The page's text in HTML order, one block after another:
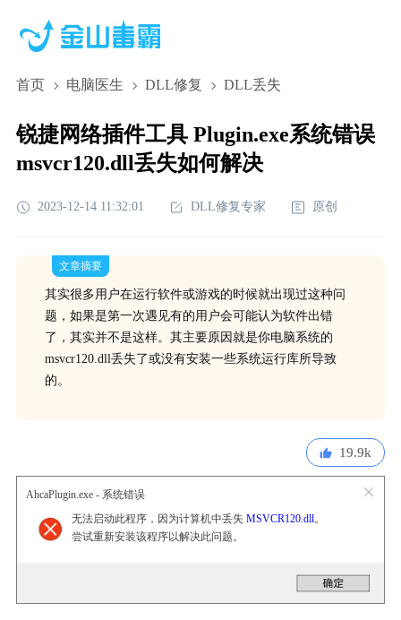
首页 电脑医生 DLL修复 DLL丢失
锐捷网络插件工具 Plugin.exe系统错误
msvcr120.dll丢失如何解决
2023-12-14 11:32:01 DLL修复专家 原创
文章摘要
其实很多用户在运行软件或游戏的时候就出现过这种问
题，如果是第一次遇见有的用户会可能认为软件出错
了，其实并不是这样。其主要原因就是你电脑系统的
msvcr120.dll丢失了或没有安装一些系统运行库所导致
的。
19.9k
AhcaPlugin.exe - 系统错误
无法启动此程序，因为计算机中丢失 MSVCR120.dll。
尝试重新安装该程序以解决此问题。